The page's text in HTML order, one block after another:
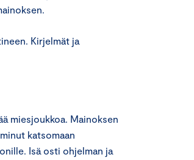
Kirjelmät ja
miesjoukkoa. Mainoksen
katsomaan
Isä osti ohjelman ja